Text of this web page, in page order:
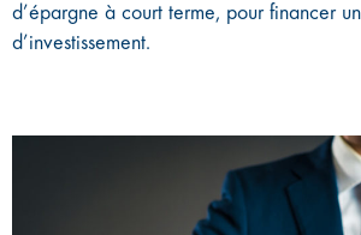
d’épargne à court terme, pour financer
d’investissement.